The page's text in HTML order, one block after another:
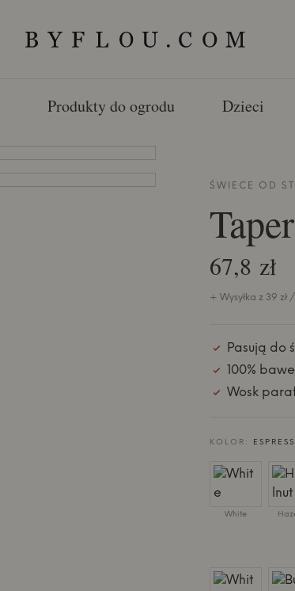
Produkty do ogrodu Dzieci
ŚWIECE OD
67,8 zł
+ Wysyłka z 39
Pasują do
100%
Wosk
KOLOR:
White